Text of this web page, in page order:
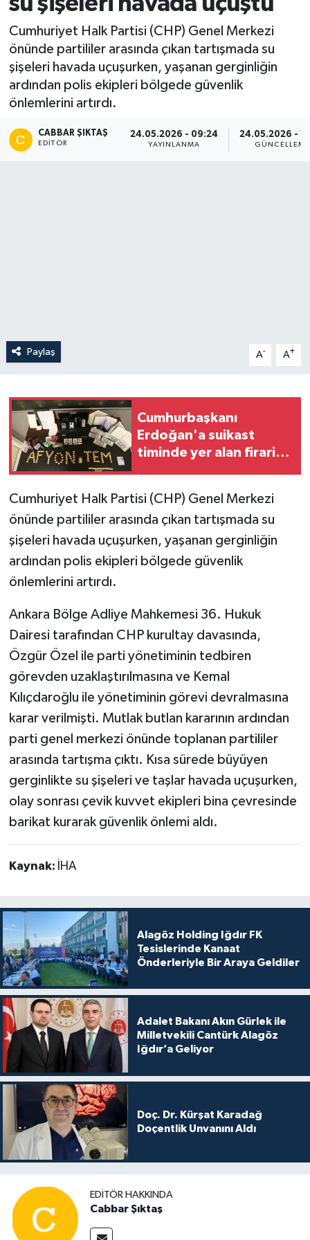
Cumhuriyet Halk Partisi (CHP) Genel Merkezi
önünde partililer arasında çıkan tartışmada su
şişeleri havada uçuşurken, yaşanan gerginliğin
ardından polis ekipleri bölgede güvenlik
önlemlerini artırdı.
CABBAR ŞIKTAŞ
EDITÖR
24.05.2026 - 09:24
YAYINLANMA
24.05.2026 -
GÜNCELLEME
Paylaş A- A+
Cumhurbaşkanı
Erdoğan'a suikast
timinde yer alan firari
Cumhuriyet Halk Partisi (CHP) Genel Merkezi
önünde partililer arasında çıkan tartışmada su
şişeleri havada uçuşurken, yaşanan gerginliğin
ardından polis ekipleri bölgede güvenlik
önlemlerini artırdı.
Ankara Bölge Adliye Mahkemesi 36. Hukuk
Dairesi tarafından CHP kurultay davasında,
Özgür Özel ile parti yönetiminin tedbiren
görevden uzaklaştırılmasına ve Kemal
Kılıçdaroğlu ile yönetiminin görevi devralmasına
karar verilmişti. Mutlak butlan kararının ardından
parti genel merkezi önünde toplanan partililer
arasında tartışma çıktı. Kısa sürede büyüyen
gerginlikte su şişeleri ve taşlar havada uçuşurken,
olay sonrası çevik kuvvet ekipleri bina çevresinde
barikat kurarak güvenlik önlemi aldı.
Kaynak: İHA
Alagöz Holding Iğdır FK
Tesislerinde Kanaat
Önderleriyle Bir Araya Geldiler
Adalet Bakanı Akın Gürlek ile
Milletvekili Cantürk Alagöz
Iğdır’a Geliyor
Doç. Dr. Kürşat Karadağ
Doçentlik Unvanını Aldı
EDITÖR HAKKINDA
Cabbar Şıktaş